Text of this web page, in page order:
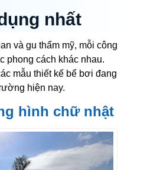
nhất
và gu thẩm mỹ, mỗi công
phong cách khác nhau.
mẫu thiết kế bể bơi đang
hiện nay.
hình chữ nhật